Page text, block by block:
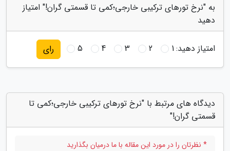
به "نرخ تورهای ترکیبی خارجی؛کمی تا قسمتی گران!" امتیاز
دهید
امتیاز دهید:1
2
3
4
5 رای
دیدگاه های مرتبط با "نرخ تورهای ترکیبی خارجی؛کمی تا
قسمتی گران!"
* نظرتان را در مورد این مقاله با ما درمیان بگذارید